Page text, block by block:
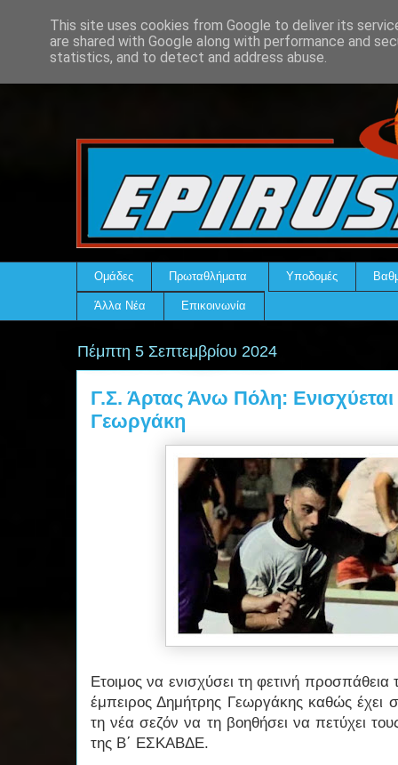
Ομάδες Πρωταθλήματα Υποδομές
Άλλα Νέα Επικοινωνία
Πέμπτη 5 Σεπτεμβρίου 2024
Γ.Σ. Άρτας Άνω Πόλη: Ενισχύεται
Γεωργάκη
Ετοιμος να ενισχύσει τη φετινή
έμπειρος Δημήτρης Γεωργάκης καθώς
τη νέα σεζόν να τη βοηθήσει να πετύχει
της Β΄ ΕΣΚΑΒΔΕ.
This site uses cookies from Google to deliver its
are shared with Google along with performance and
statistics, and to detect and address abuse.